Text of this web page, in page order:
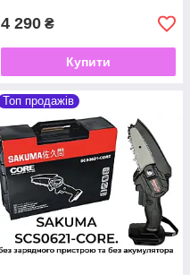
4 290 ₴
Купити
Топ продажів